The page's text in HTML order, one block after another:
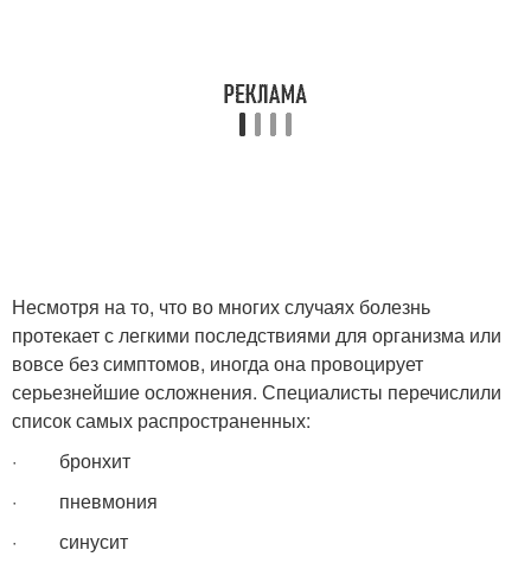
Несмотря на то, что во многих случаях болезнь
протекает с легкими последствиями для организма или
вовсе без симптомов, иногда она провоцирует
серьезнейшие осложнения. Специалисты перечислили
список самых распространенных:
· бронхит
· пневмония
· синусит